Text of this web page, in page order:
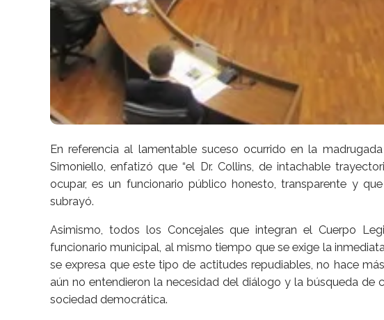
En referencia al lamentable suceso ocurrido en la
Simoniello, enfatizó que “el Dr. Collins, de intachable
ocupar, es un funcionario público honesto, transparente y
subrayó.
Asimismo, todos los Concejales que integran el Cuerpo
funcionario municipal, al mismo tiempo que se exige la
se expresa que este tipo de actitudes repudiables, no hace
aún no entendieron la necesidad del diálogo y la búsqueda de
sociedad democrática.